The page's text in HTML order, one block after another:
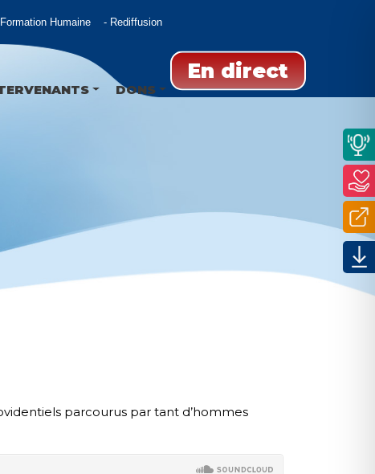
Formation Humaine Rediffusion
En direct
DONS
parcourus par tant d’hommes